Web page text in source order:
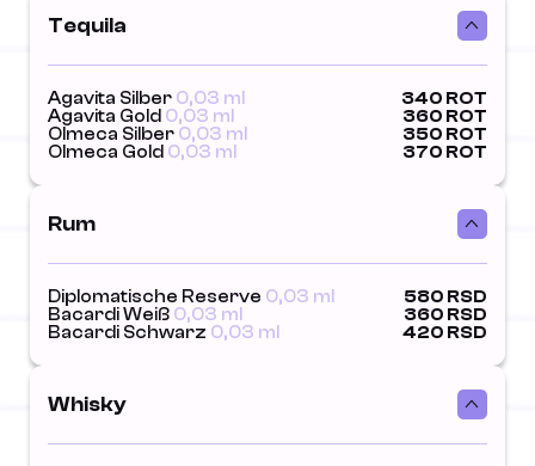
Tequila
Agavita Silber 0,03 ml
340 ROT
Agavita Gold 0,03 ml
360 ROT
Olmeca Silber 0,03 ml
350 ROT
Olmeca Gold 0,03 ml 370 ROT
Rum
Diplomatische Reserve 0,03 ml
580 RSD
Bacardi Weiß 0,03 ml
360 RSD
Bacardi Schwarz 0,03 ml 420 RSD
Whisky